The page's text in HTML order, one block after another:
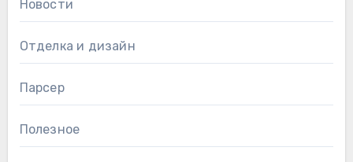
Новости
Отделка и дизайн
Парсер
Полезное